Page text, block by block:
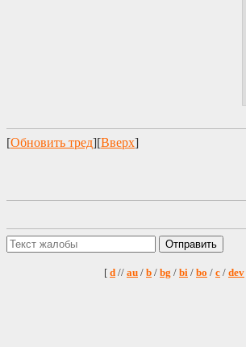
[Обновить тред][Вверх]
[ d // au / b / bg / bi / bo / c / dev